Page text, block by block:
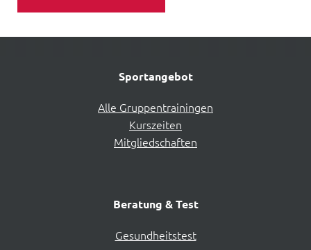
Sportangebot
Alle Gruppentrainingen
Kurszeiten
Mitgliedschaften
Beratung & Test
Gesundheitstest